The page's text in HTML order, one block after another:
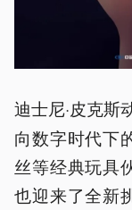
迪士尼·皮克斯
向数字时代下
丝等经典玩具
也迎来了全新